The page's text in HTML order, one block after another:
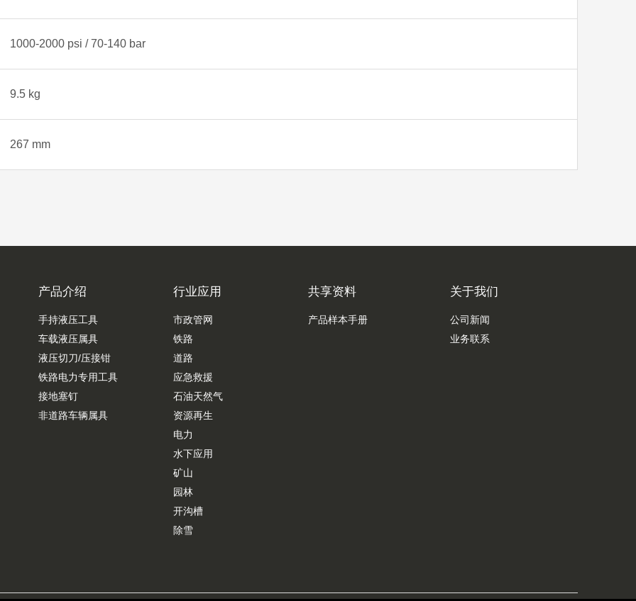
1000-2000 psi / 70-140 bar
9.5 kg
267 mm
产品介绍
手持液压工具
车载液压属具
液压切刀/压接钳
铁路电力专用工具
接地塞钉
非道路车辆属具
行业应用
市政管网
铁路
道路
应急救援
石油天然气
资源再生
电力
水下应用
矿山
园林
开沟槽
除雪
共享资料
产品样本手册
关于我们
公司新闻
业务联系